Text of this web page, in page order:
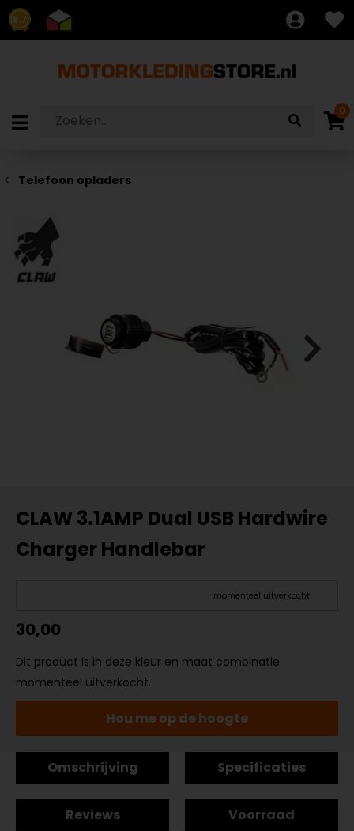
8.7
0
Telefoon opladers
CLAW 3.1AMP Dual USB Hardwire
Charger Handlebar
momenteel uitverkocht
30,00
Dit product is in deze kleur en maat combinatie
momenteel uitverkocht.
Hou me op de hoogte
Omschrijving Specificaties
Reviews
Voorraad